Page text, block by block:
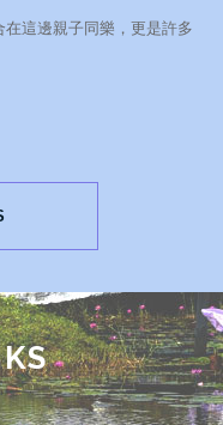
這邊親子同樂，更是許多